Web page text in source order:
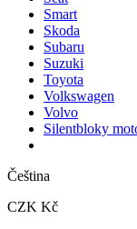
Smart
Skoda
Subaru
Suzuki
Toyota
Volkswagen
Volvo
Silentbloky
Čeština
CZK Kč